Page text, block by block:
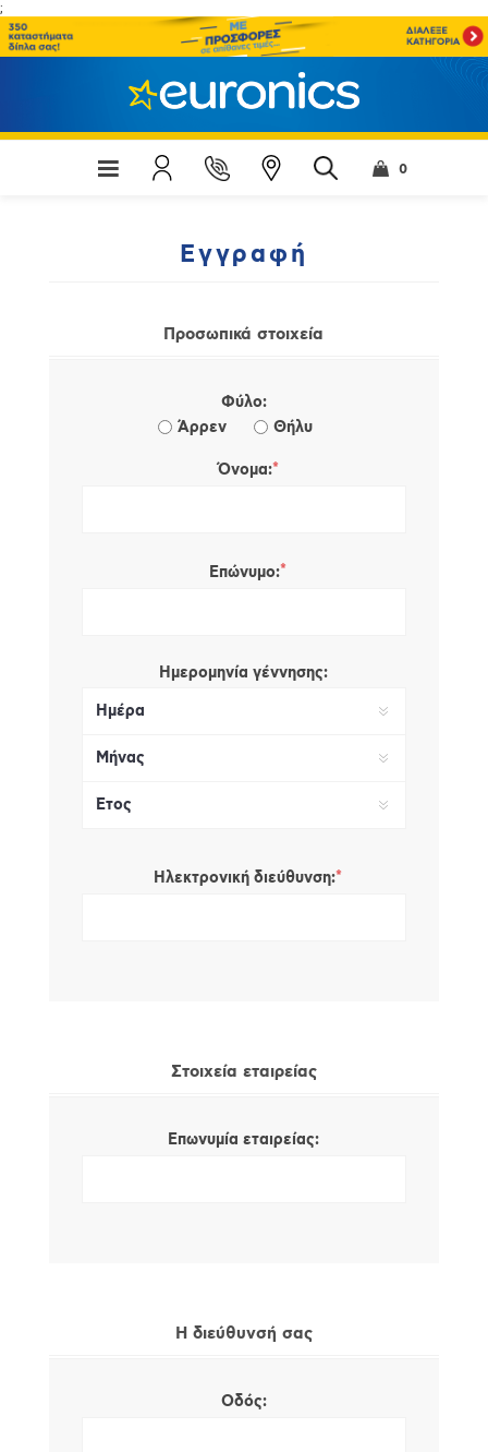
;
0
Εγγραφή
Προσωπικά στοιχεία
Φύλο:
Άρρεν
Θήλυ
Όνομα:*
Επώνυμο:*
Ημερομηνία γέννησης:
Ηλεκτρονική διεύθυνση:*
Στοιχεία εταιρείας
Επωνυμία εταιρείας:
Η διεύθυνσή σας
Οδός: